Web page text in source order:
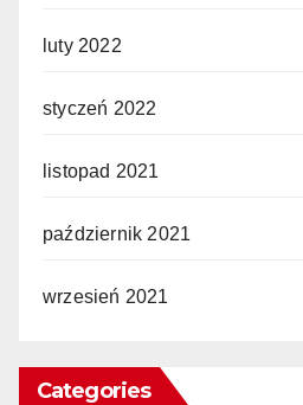
luty 2022
styczeń 2022
listopad 2021
październik 2021
wrzesień 2021
Categories